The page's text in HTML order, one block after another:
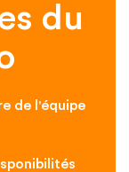
du
de l'équipe